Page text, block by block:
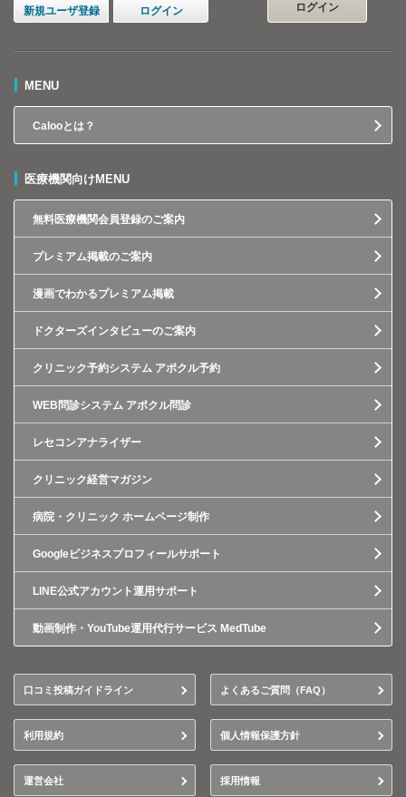
新規ユーザ登録 ログイン
ログイン
MENU
Calooとは？
医療機関向けMENU
無料医療機関会員登録のご案内
プレミアム掲載のご案内
漫画でわかるプレミアム掲載
ドクターズインタビューのご案内
クリニック予約システム アポクル予約
WEB問診システム アポクル問診
レセコンアナライザー
クリニック経営マガジン
病院・クリニック ホームページ制作
Googleビジネスプロフィールサポート
LINE公式アカウント運用サポート
動画制作・YouTube運用代行サービス MedTube
口コミ投稿ガイドライン よくあるご質問（FAQ）
利用規約 個人情報保護方針
運営会社 採用情報